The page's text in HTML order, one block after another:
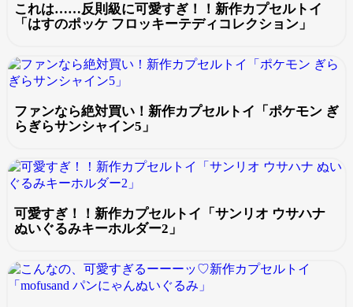
これは……反則級に可愛すぎ！！新作カプセルトイ
「はすのポッケ フロッキーテディコレクション」
ファンなら絶対買い！新作カプセルトイ「ポケモン ぎ
らぎらサンシャイン5」
可愛すぎ！！新作カプセルトイ「サンリオ ウサハナ
ぬいぐるみキーホルダー2」